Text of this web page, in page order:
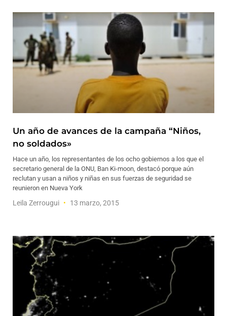
Un año de avances de la campaña “Niños,
no soldados»
Hace un año, los representantes de los ocho gobiernos a los que el
secretario general de la ONU, Ban Ki-moon, destacó porque aún
reclutan y usan a niños y niñas en sus fuerzas de seguridad se
reunieron en Nueva York
Leila Zerrougui 13 marzo, 2015